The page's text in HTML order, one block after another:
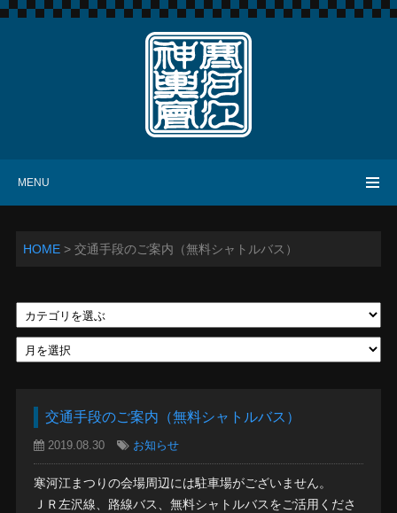
MENU
HOME> 交通手段のご案内（無料シャトルバス）
交通手段のご案内（無料シャトルバス）
2019.08.30 お知らせ
寒河江まつりの会場周辺には駐車場がございません。
ＪＲ左沢線、路線バス、無料シャトルバスをご活用くださ